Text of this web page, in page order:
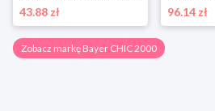
43.88 zł
96.14 zł
Zobacz markę Bayer CHIC 2000